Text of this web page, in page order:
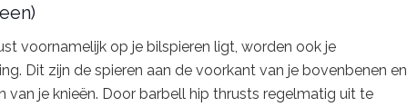
voornamelijk op je bilspieren ligt, worden ook je
Dit zijn de spieren aan de voorkant van je bovenbenen en
van je knieën. Door barbell hip thrusts regelmatig uit te